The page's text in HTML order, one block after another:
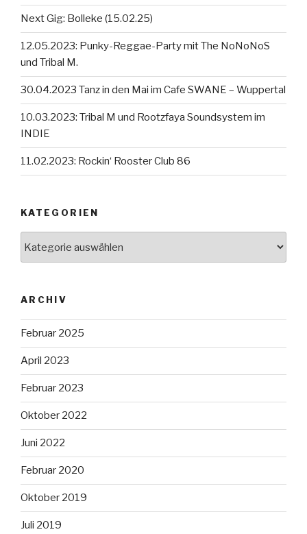
Next Gig: Bolleke (15.02.25)
12.05.2023: Punky-Reggae-Party mit The NoNoNoS
und Tribal M.
30.04.2023 Tanz in den Mai im Cafe SWANE – Wuppertal
10.03.2023: Tribal M und Rootzfaya Soundsystem im
INDIE
11.02.2023: Rockin‘ Rooster Club 86
KATEGORIEN
ARCHIV
Februar 2025
April 2023
Februar 2023
Oktober 2022
Juni 2022
Februar 2020
Oktober 2019
Juli 2019